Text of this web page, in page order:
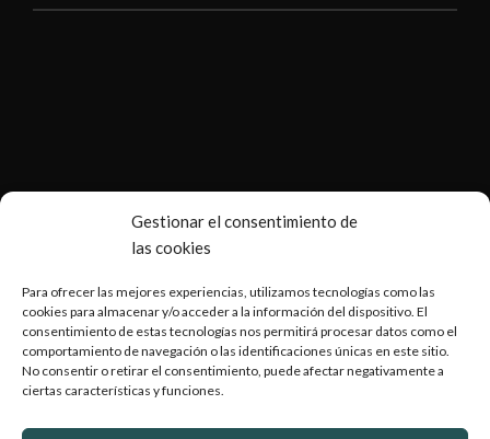
Gestionar el consentimiento de
las cookies
Para ofrecer las mejores experiencias, utilizamos tecnologías como las
cookies para almacenar y/o acceder a la información del dispositivo. El
consentimiento de estas tecnologías nos permitirá procesar datos como el
comportamiento de navegación o las identificaciones únicas en este sitio.
No consentir o retirar el consentimiento, puede afectar negativamente a
ciertas características y funciones.